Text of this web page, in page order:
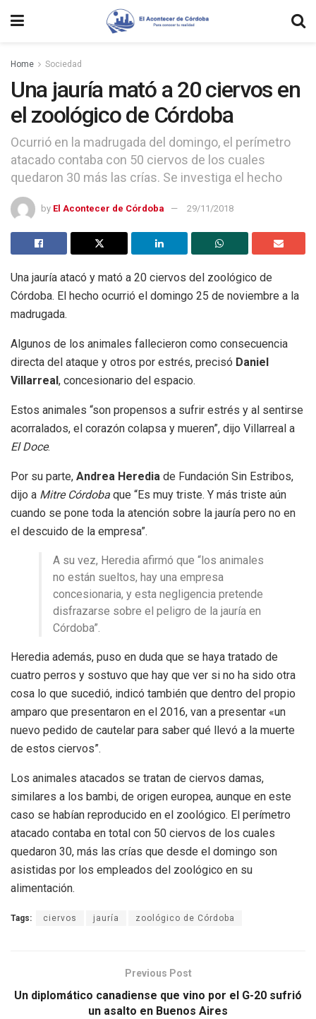
Home Sociedad
Una jauría mató a 20 ciervos en
el zoológico de Córdoba
Ocurrió en la madrugada del domingo, el perímetro
atacado contaba con 50 ciervos de los cuales
quedaron 30 más las crías. Se investiga el hecho
by El Acontecer de Córdoba 29/11/2018
Una jauría atacó y mató a 20 ciervos del zoológico de
Córdoba. El hecho ocurrió el domingo 25 de noviembre a la
madrugada.
Algunos de los animales fallecieron como consecuencia
directa del ataque y otros por estrés, precisó Daniel
Villarreal, concesionario del espacio.
Estos animales “son propensos a sufrir estrés y al sentirse
acorralados, el corazón colapsa y mueren”, dijo Villarreal a
El Doce.
Por su parte, Andrea Heredia de Fundación Sin Estribos,
dijo a Mitre Córdoba que “Es muy triste. Y más triste aún
cuando se pone toda la atención sobre la jauría pero no en
el descuido de la empresa”.
A su vez, Heredia afirmó que “los animales
no están sueltos, hay una empresa
concesionaria, y esta negligencia pretende
disfrazarse sobre el peligro de la jauría en
Córdoba”.
Heredia además, puso en duda que se haya tratado de
cuatro perros y sostuvo que hay que ver si no ha sido otra
cosa lo que sucedió, indicó también que dentro del propio
amparo que presentaron en el 2016, van a presentar «un
nuevo pedido de cautelar para saber qué llevó a la muerte
de estos ciervos”.
Los animales atacados se tratan de ciervos damas,
similares a los bambi, de origen europea, aunque en este
caso se habían reproducido en el zoológico. El perímetro
atacado contaba en total con 50 ciervos de los cuales
quedaron 30, más las crías que desde el domingo son
asistidas por los empleados del zoológico en su
alimentación.
Tags: ciervos jauría zoológico de Córdoba
Previous Post
Un diplomático canadiense que vino por el G-20 sufrió
un asalto en Buenos Aires